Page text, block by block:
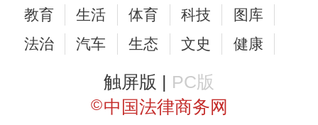
教育
生活 体育 科技
图库
法治
汽车 生态 文史 健康
触屏版 | PC版
©中国法律商务网